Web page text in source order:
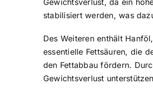
Gewichtsverlust, da ein
stabilisiert werden, was
Des Weiteren enthält
essentielle Fettsäuren, die
den Fettabbau fördern.
Gewichtsverlust